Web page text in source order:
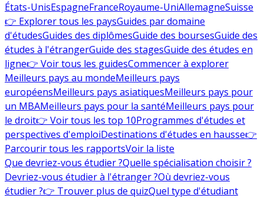
États-UnisEspagneFranceRoyaume-UniAllemagneSuisse
👉 Explorer tous les paysGuides par domaine
d'étudesGuides des diplômesGuide des boursesGuide des
études à l'étrangerGuide des stagesGuide des études en
ligne👉 Voir tous les guidesCommencer à explorer
Meilleurs pays au mondeMeilleurs pays
européensMeilleurs pays asiatiquesMeilleurs pays pour
un MBAMeilleurs pays pour la santéMeilleurs pays pour
le droit👉 Voir tous les top 10Programmes d'études et
perspectives d'emploiDestinations d'études en hausse👉
Parcourir tous les rapportsVoir la liste
Que devriez-vous étudier ?Quelle spécialisation choisir ?
Devriez-vous étudier à l'étranger ?Où devriez-vous
étudier ?👉 Trouver plus de quizQuel type d'étudiant